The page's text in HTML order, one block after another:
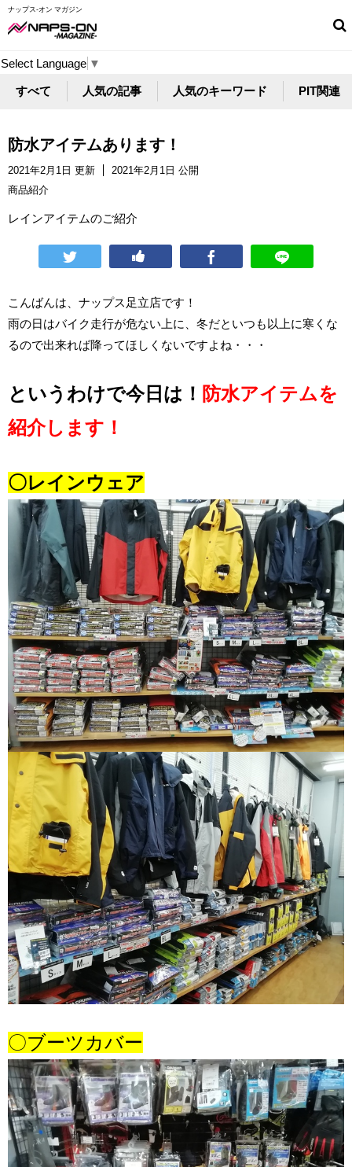
ナップス-オン マガジン
Select Language ▼
すべて 人気の記事 人気のキーワード PIT関連
防水アイテムあります！
2021年2月1日 更新
2021年2月1日 公開
商品紹介
レインアイテムのご紹介
こんばんは、ナップス足立店です！
雨の日はバイク走行が危ない上に、冬だといつも以上に寒くな
るので出来れば降ってほしくないですよね・・・
というわけで今日は！ 防水アイテムを
紹介します！
〇レインウェア
〇ブーツカバー